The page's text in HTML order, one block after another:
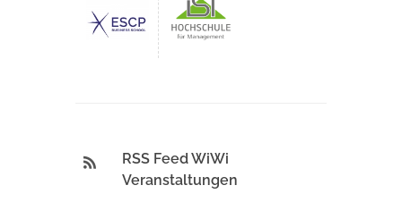
RSS Feed WiWi
Veranstaltungen